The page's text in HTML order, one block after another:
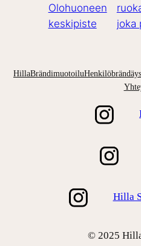
Olohuoneen
keskipiste
joka
HillaBrändimuotoiluHenkilöbrändäys
Hilla
© 2025